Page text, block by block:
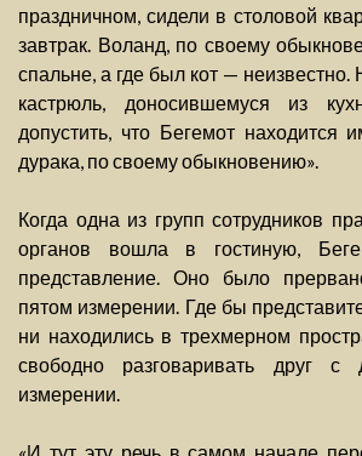
праздничном, сидели в столовой
завтрак. Воланд, по своему
спальне, а где был кот — неизвестно.
кастрюль, доносившемуся из
допустить, что Бегемот находится
дурака, по своему обыкновению».
Когда одна из групп сотрудников
органов вошла в гостиную,
представление. Оно было
пятом измерении. Где бы
ни находились в трехмерном
свободно разговаривать друг
измерении.